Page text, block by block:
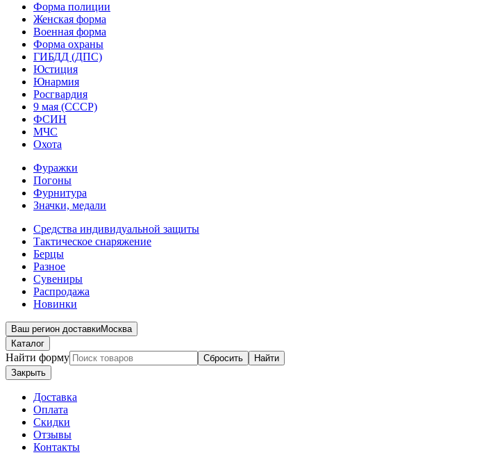
Форма полиции
Женская форма
Военная форма
Форма охраны
ГИБДД (ДПС)
Юстиция
Юнармия
Росгвардия
9 мая (СССР)
ФСИН
МЧС
Охота
Фуражки
Погоны
Фурнитура
Значки, медали
Средства индивидуальной защиты
Тактическое снаряжение
Берцы
Разное
Сувениры
Распродажа
Новинки
Ваш регион доставкиМосква
Каталог
Найти форму Сбросить
Найти
Закрыть
Доставка
Оплата
Скидки
Отзывы
Контакты